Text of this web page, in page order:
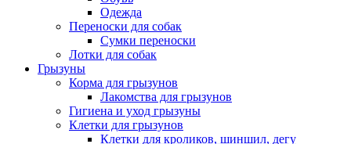
Одежда
Переноски для собак
Сумки переноски
Лотки для собак
Грызуны
Корма для грызунов
Лакомства для грызунов
Гигиена и уход грызуны
Клетки для грызунов
Клетки для кроликов, шиншил, дегу